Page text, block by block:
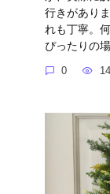
行きがあり
れも丁寧。
ぴったりの場
0